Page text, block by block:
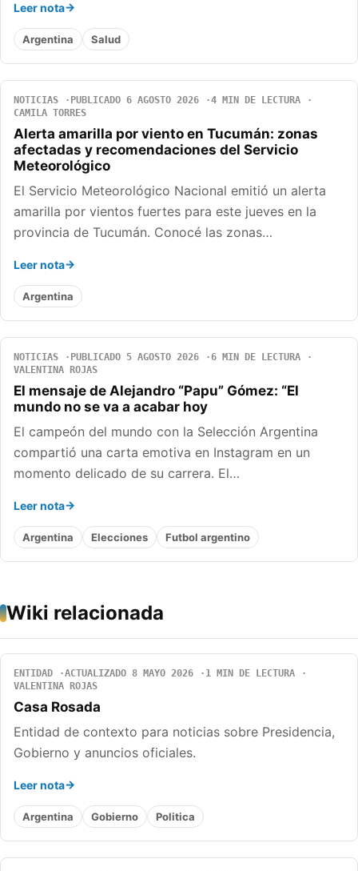
Leer nota
Argentina Salud
NOTICIAS PUBLICADO 6 AGOSTO 2026
4 MIN DE LECTURA
CAMILA TORRES
Alerta amarilla por viento en Tucumán: zonas
afectadas y recomendaciones del Servicio
Meteorológico
El Servicio Meteorológico Nacional emitió un alerta
amarilla por vientos fuertes para este jueves en la
provincia de Tucumán. Conocé las zonas…
Leer nota
Argentina
NOTICIAS PUBLICADO 5 AGOSTO 2026
6 MIN DE LECTURA
VALENTINA ROJAS
El mensaje de Alejandro “Papu” Gómez: “El
mundo no se va a acabar hoy
El campeón del mundo con la Selección Argentina
compartió una carta emotiva en Instagram en un
momento delicado de su carrera. El…
Leer nota
Argentina Elecciones Futbol argentino
Wiki relacionada
ENTIDAD ACTUALIZADO 8 MAYO 2026
1 MIN DE LECTURA
VALENTINA ROJAS
Casa Rosada
Entidad de contexto para noticias sobre Presidencia,
Gobierno y anuncios oficiales.
Leer nota
Argentina Gobierno Politica